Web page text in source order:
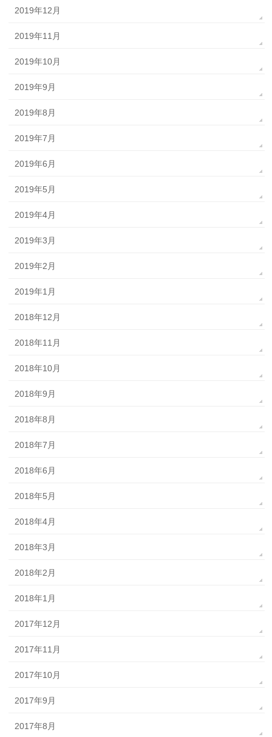
2019年12月
2019年11月
2019年10月
2019年9月
2019年8月
2019年7月
2019年6月
2019年5月
2019年4月
2019年3月
2019年2月
2019年1月
2018年12月
2018年11月
2018年10月
2018年9月
2018年8月
2018年7月
2018年6月
2018年5月
2018年4月
2018年3月
2018年2月
2018年1月
2017年12月
2017年11月
2017年10月
2017年9月
2017年8月